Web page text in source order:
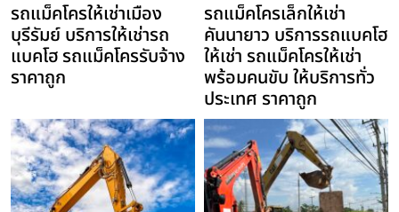
รถแม็คโครให้เช่าเมือง
บุรีรัมย์ บริการให้เช่ารถ
แบคโฮ รถแม็คโครรับจ้าง
ราคาถูก
รถแม็คโครเล็กให้เช่า
คันนายาว บริการรถแบคโฮ
ให้เช่า รถแม็คโครให้เช่า
พร้อมคนขับ ให้บริการทั่ว
ประเทศ ราคาถูก